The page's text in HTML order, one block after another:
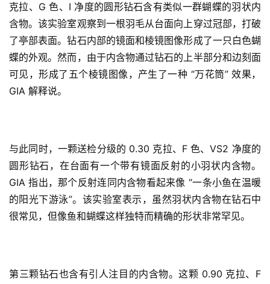
克拉、G 色、I 净度的圆形钻石含有类似一群蝴蝶的羽状内
含物。该实验室观察到一根羽毛从台面向上穿过冠部，打破
了亭部表面。钻石内部的镜面和棱镜图像形成了一只白色蝴
蝶的外观。然而，由于内含物通过钻石的上半部分和边刻面
可见，形成了五个棱镜图像，产生了一种 “万花筒” 效果，
GIA 解释说。
与此同时，一颗送检分级的 0.30 克拉、F 色、VS2 净度的
圆形钻石，在台面有一个带有镜面反射的小羽状内含物。
GIA 指出，那个反射连同内含物看起来像 “一条小鱼在温暖
的阳光下游泳”。该实验室表示，虽然羽状内含物在钻石中
很常见，但像鱼和蝴蝶这样独特而精确的形状非常罕见。
第三颗钻石也含有引人注目的内含物。这颗 0.90 克拉、F